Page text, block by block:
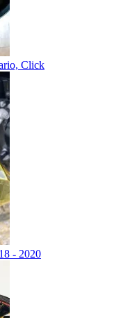
Click
- 2020